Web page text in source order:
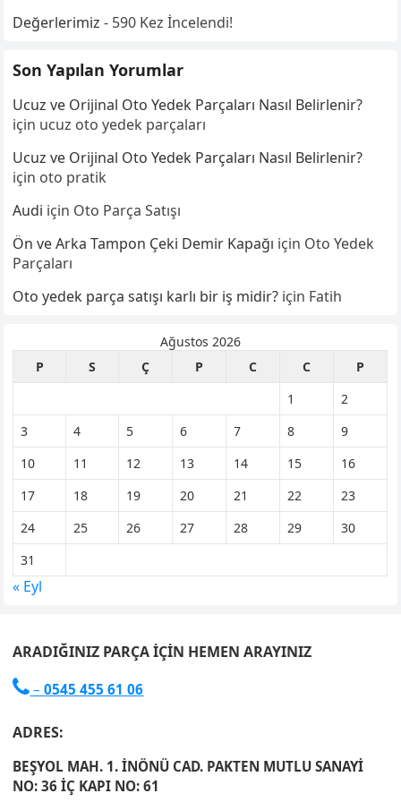
Değerlerimiz - 590 Kez İncelendi!
Son Yapılan Yorumlar
Ucuz ve Orijinal Oto Yedek Parçaları Nasıl Belirlenir?
için ucuz oto yedek parçaları
Ucuz ve Orijinal Oto Yedek Parçaları Nasıl Belirlenir?
için oto pratik
Audi için Oto Parça Satışı
Ön ve Arka Tampon Çeki Demir Kapağı için Oto Yedek
Parçaları
Oto yedek parça satışı karlı bir iş midir? için Fatih
Ağustos 2026
P
S Ç P C C
P
1
2
3
4 5 6 7 8
9
10
11 12 13 14 15
16
17
18 19 20 21 22
23
24
25 26 27 28 29
30
31
« Eyl
ARADIĞINIZ PARÇA İÇIN HEMEN ARAYINIZ
 –0545 455 61 06
ADRES:
BEŞYOL MAH. 1. İNÖNÜ CAD. PAKTEN MUTLU SANAYİ
NO: 36 İÇ KAPI NO: 61